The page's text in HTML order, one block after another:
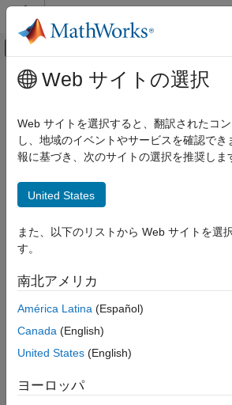
コンテンツへスキップ
オフキャンバス ナビ
ドキュメンテーションのホーム
自動車
Automated Driving Toolbox
カテゴリ
シーン作成用の MATLAB 関数
シナリオ作成用の MATLAB 関数
理
MATLAB と Simulink を使用した
RoadRunner Scenario のシミュレーション
メインコンテンツ
MATLAB と Simulink
RoadRunner
ション
MATLAB®および Simulink
ブリッシュ、
シ
シミュレーション、シミュレーション
ション パラメーターへのアクセス
Automated Driving Toolbox™ には、
ナリオをシミュレーションするための
"動作" の定義、シナリオレベ
ザーバー"の作成が可能です。
の動的エンティティを表します。
Web サイトの選択
Web サイトを選択すると、翻訳されたコ
し、地域のイベントやサービスを確認で
報に基づき、次のサイトの選択を推奨しま
United States
また、以下のリストから Web サイトを選
す。
南北アメリカ
América Latina (Español)
Canada (English)
United States (English)
ヨーロッパ